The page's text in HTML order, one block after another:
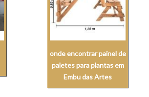
onde encontrar painel de
paletes para plantas em
Embu das Artes